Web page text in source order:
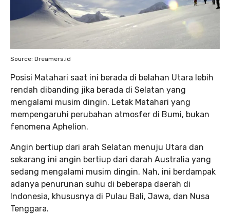
Source: Dreamers.id
Posisi Matahari saat ini berada di belahan Utara lebih
rendah dibanding jika berada di Selatan yang
mengalami musim dingin. Letak Matahari yang
mempengaruhi perubahan atmosfer di Bumi, bukan
fenomena Aphelion.
Angin bertiup dari arah Selatan menuju Utara dan
sekarang ini angin bertiup dari darah Australia yang
sedang mengalami musim dingin. Nah, ini berdampak
adanya penurunan suhu di beberapa daerah di
Indonesia, khususnya di Pulau Bali, Jawa, dan Nusa
Tenggara.